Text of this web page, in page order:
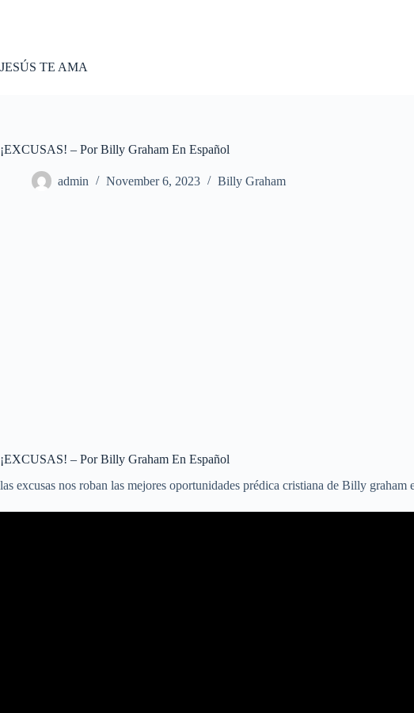
JESÚS TE AMA
¡EXCUSAS! – Por Billy Graham En Español
admin November 6, 2023 Billy Graham
¡EXCUSAS! – Por Billy Graham En Español
las excusas nos roban las mejores oportunidades prédica cristiana de Billy graham